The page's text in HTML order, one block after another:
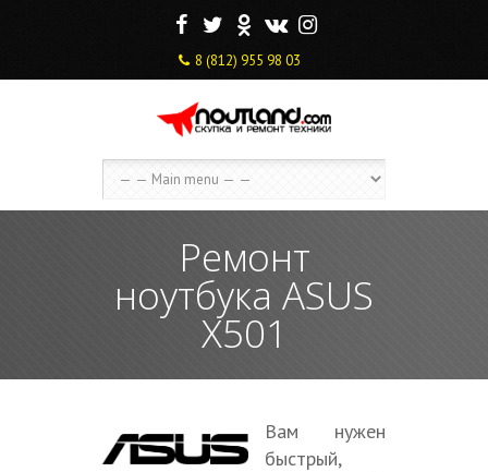
F T O V I
8 (812) 955 98 03
Ремонт
ноутбука ASUS
X501
Вам нужен
быстрый,